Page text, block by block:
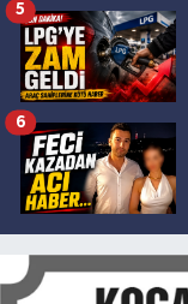
5
6